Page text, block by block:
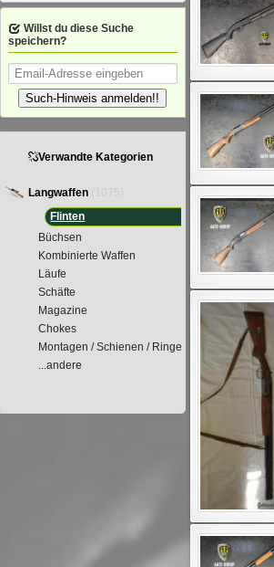
Willst du diese Suche
speichern?
Such-Hinweis anmelden!!
Verwandte Kategorien
Langwaffen
Flinten
Büchsen
Kombinierte Waffen
Läufe
Schäfte
Magazine
Chokes
Montagen / Schienen / Ringe
...andere